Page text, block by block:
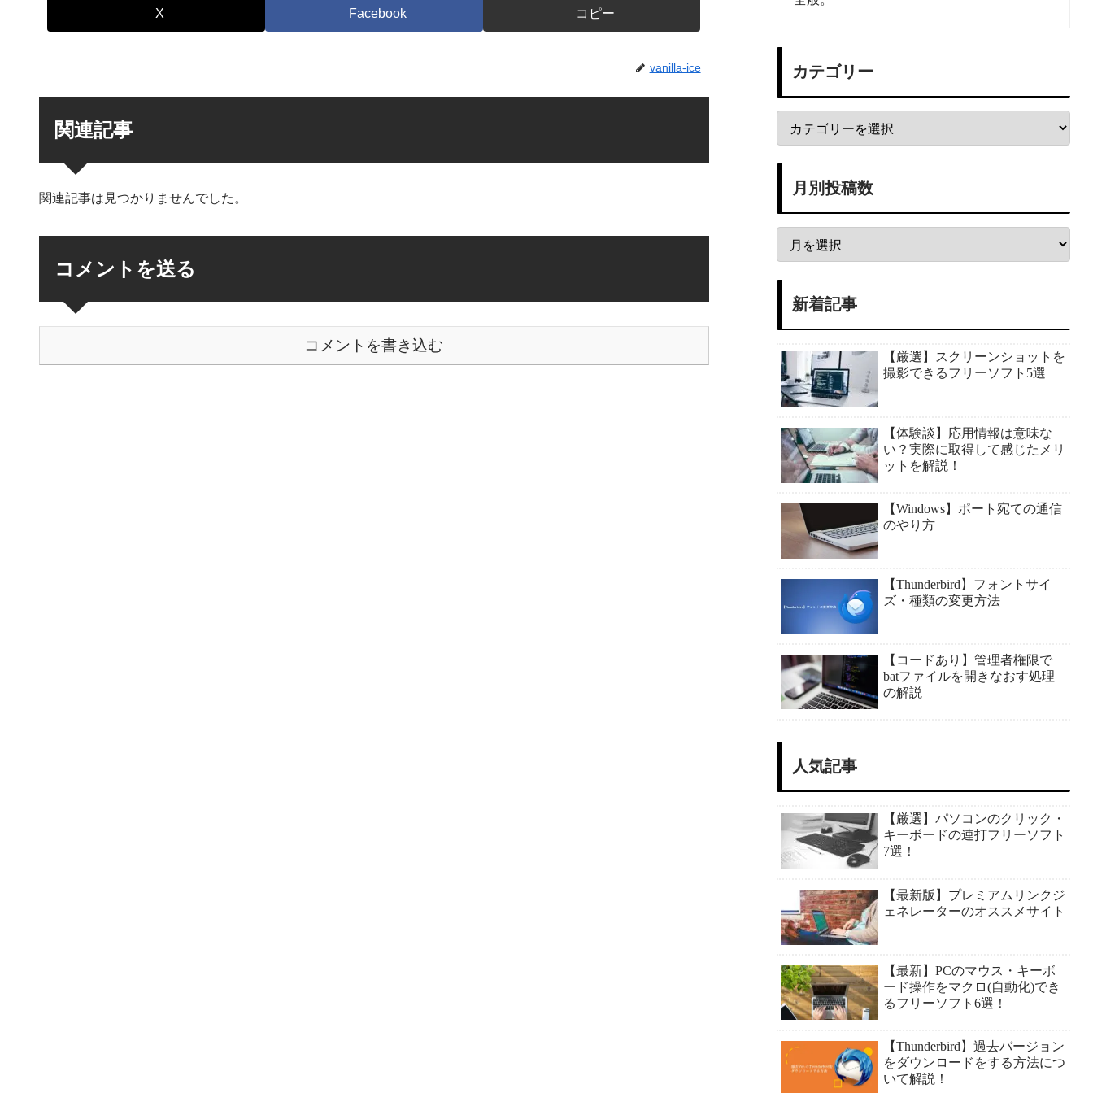
X Facebook コピー
vanilla-ice
関連記事
関連記事は見つかりませんでした。
コメントを送る
コメントを書き込む
カテゴリー
月別投稿数
新着記事
【厳選】スクリーンショットを
撮影できるフリーソフト5選
【体験談】応用情報は意味な
い？実際に取得して感じたメリ
ットを解説！
【Windows】ポート宛ての通信
のやり方
【Thunderbird】フォントサイ
ズ・種類の変更方法
【コードあり】管理者権限で
batファイルを開きなおす処理
の解説
人気記事
【厳選】パソコンのクリック・
キーボードの連打フリーソフト
7選！
【最新版】プレミアムリンクジ
ェネレーターのオススメサイト
【最新】PCのマウス・キーボ
ード操作をマクロ(自動化)でき
るフリーソフト6選！
【Thunderbird】過去バージョン
をダウンロードをする方法につ
いて解説！